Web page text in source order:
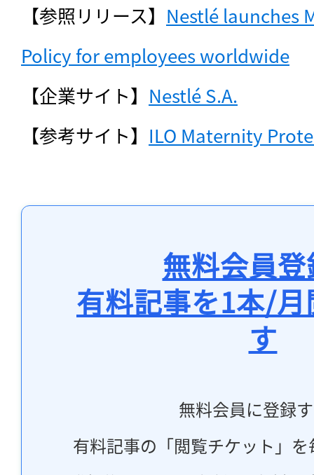
【参照リリース】 Nestlé launches
Policy for employees worldwide
【企業サイト】 Nestlé S.A.
【参考サイト】 ILO Maternity
無料会員
有料記事を1本/
す
無料会員に登録
有料記事の「閲覧チケット」